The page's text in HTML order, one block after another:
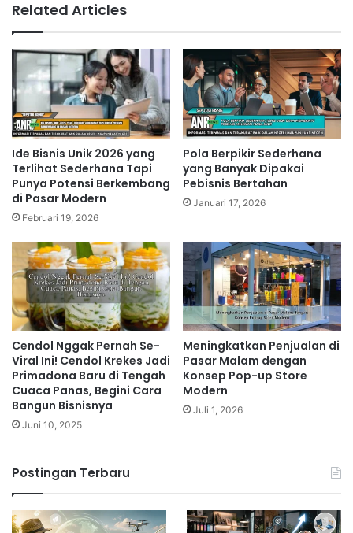
Related Articles
Ide Bisnis Unik 2026 yang
Terlihat Sederhana Tapi
Punya Potensi Berkembang
di Pasar Modern
Februari 19, 2026
Pola Berpikir Sederhana
yang Banyak Dipakai
Pebisnis Bertahan
Januari 17, 2026
Cendol Nggak Pernah Se-
Viral Ini! Cendol Krekes Jadi
Primadona Baru di Tengah
Cuaca Panas, Begini Cara
Bangun Bisnisnya
Juni 10, 2025
Meningkatkan Penjualan di
Pasar Malam dengan
Konsep Pop-up Store
Modern
Juli 1, 2026
Postingan Terbaru